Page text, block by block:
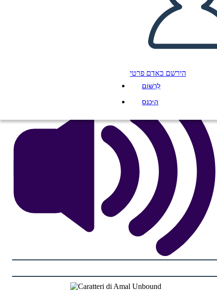
הירשם כאדם פרטי
לִרְשׁוֹם
היכנס